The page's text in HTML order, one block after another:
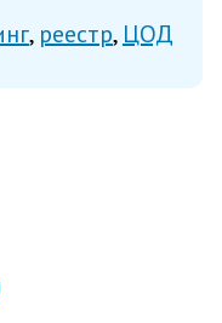
ЦОД
20...
реестр ЦОД